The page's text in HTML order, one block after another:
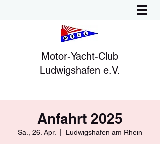
Motor-Yacht-Club
Ludwigshafen e.V.
Anfahrt 2025
Sa., 26. Apr. Ludwigshafen am Rhein